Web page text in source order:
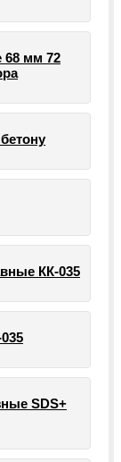
68 мм 72
КК-035
SDS+